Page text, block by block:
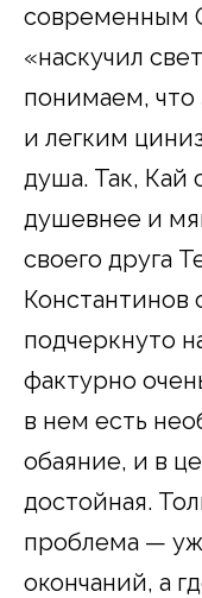
современным
«наскучил
понимаем, что
и легким
душа. Так, Кай
душевнее и
своего друга
Константинов
подчеркнуто
фактурно
в нем есть
обаяние, и в
достойная.
проблема —
окончаний, а